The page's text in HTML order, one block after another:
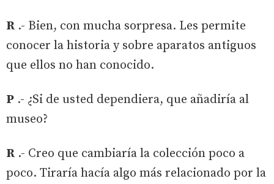
R .- Bien, con mucha sorpresa. Les permite
conocer la historia y sobre aparatos antiguos
que ellos no han conocido.
P .- ¿Si de usted dependiera, que añadiría al
museo?
R .- Creo que cambiaría la colección poco a
poco. Tiraría hacía algo más relacionado por la